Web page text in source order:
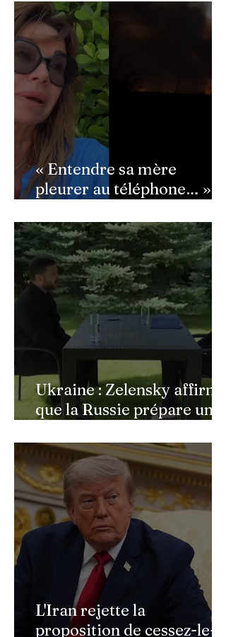
semé la panique dans son
équipe
« Entendre sa mère
pleurer au téléphone… » :
bouleversée par les
incendies du Cap-Ferret,
son témoignage poignant
Ukraine : Zelensky affirme
que la Russie prépare une
militaire à l'automne
L'Iran rejette la
proposition de cessez-le-